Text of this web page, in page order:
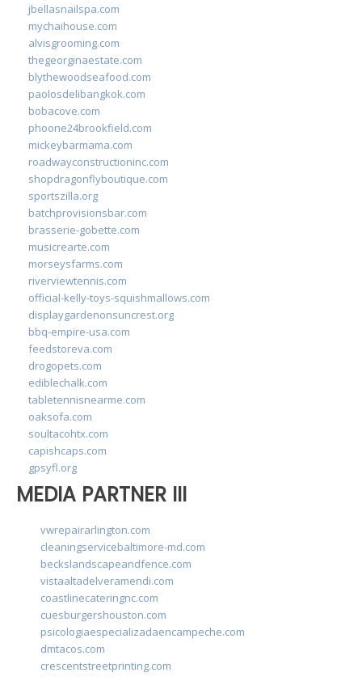
jbellasnailspa.com
mychaihouse.com
alvisgrooming.com
thegeorginaestate.com
blythewoodseafood.com
paolosdelibangkok.com
bobacove.com
phoone24brookfield.com
mickeybarmama.com
roadwayconstructioninc.com
shopdragonflyboutique.com
sportszilla.org
batchprovisionsbar.com
brasserie-gobette.com
musicrearte.com
morseysfarms.com
riverviewtennis.com
official-kelly-toys-squishmallows.com
displaygardenonsuncrest.org
bbq-empire-usa.com
feedstoreva.com
drogopets.com
ediblechalk.com
tabletennisnearme.com
oaksofa.com
soultacohtx.com
capishcaps.com
gpsyfl.org
MEDIA PARTNER III
vwrepairarlington.com
cleaningservicebaltimore-md.com
beckslandscapeandfence.com
vistaaltadelveramendi.com
coastlinecateringnc.com
cuesburgershouston.com
psicologiaespecializadaencampeche.com
dmtacos.com
crescentstreetprinting.com